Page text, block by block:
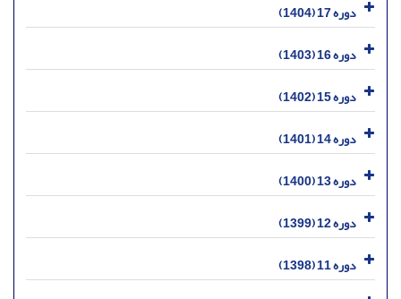
دوره 17 (1404)
دوره 16 (1403)
دوره 15 (1402)
دوره 14 (1401)
دوره 13 (1400)
دوره 12 (1399)
دوره 11 (1398)